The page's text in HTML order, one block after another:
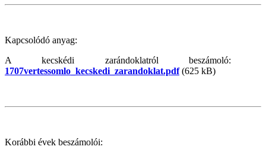
Kapcsolódó anyag:
A kecskédi zarándoklatról beszámoló:
1707vertessomlo_kecskedi_zarandoklat.pdf(625 kB)
Korábbi évek beszámolói: